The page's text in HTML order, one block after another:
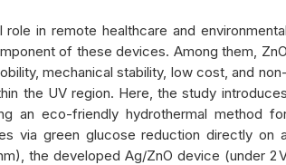
in remote healthcare and
of these devices. Among them,
mechanical stability, low cost, and
the UV region. Here, the study
an eco-friendly hydrothermal method
via green glucose reduction directly on
the developed Ag/ZnO device (under 2